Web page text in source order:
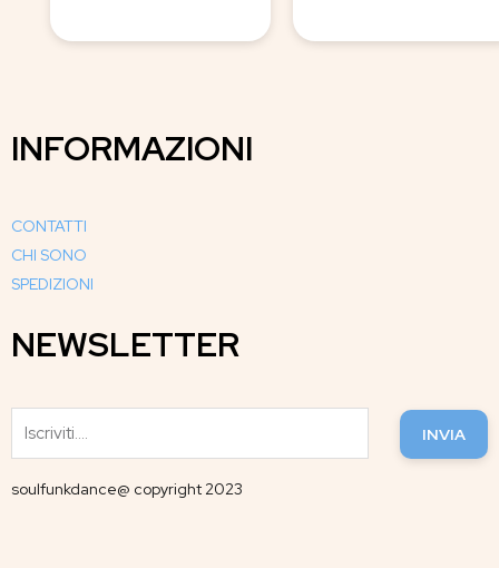
INFORMAZIONI
CONTATTI
CHI SONO
SPEDIZIONI
NEWSLETTER
INVIA
soulfunkdance@ copyright 2023